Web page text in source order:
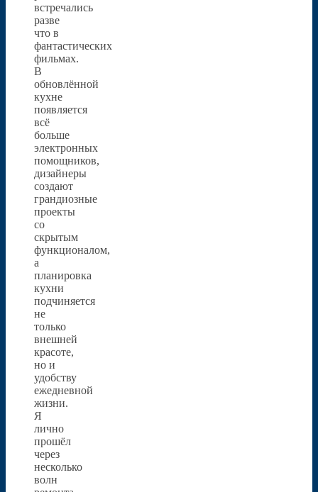
встречались
разве
что в
фантастических
фильмах.
В
обновлённой
кухне
появляется
всё
больше
электронных
помощников,
дизайнеры
создают
грандиозные
проекты
со
скрытым
функционалом,
а
планировка
кухни
подчиняется
не
только
внешней
красоте,
но и
удобству
ежедневной
жизни.
Я
лично
прошёл
через
несколько
волн